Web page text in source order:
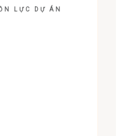
LỰC DỰ ÁN